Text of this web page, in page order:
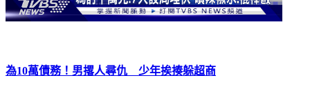
為10萬債務！男撂人尋仇 少年挨揍躲超商